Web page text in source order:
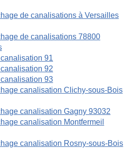
de canalisations à Versailles
de canalisations 78800
91
92
93
canalisation Clichy-sous-Bois
canalisation Gagny 93032
canalisation Montfermeil
canalisation Rosny-sous-Bois